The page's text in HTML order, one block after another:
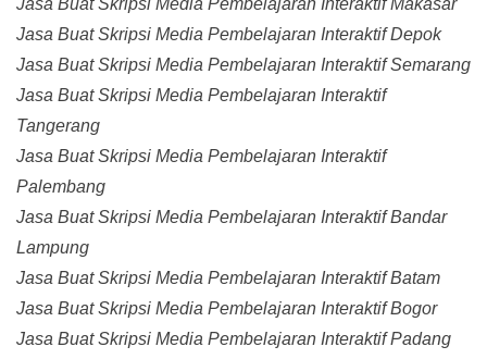
Jasa Buat Skripsi Media Pembelajaran Interaktif Makasar
Jasa Buat Skripsi Media Pembelajaran Interaktif Depok
Jasa Buat Skripsi Media Pembelajaran Interaktif Semarang
Jasa Buat Skripsi Media Pembelajaran Interaktif
Tangerang
Jasa Buat Skripsi Media Pembelajaran Interaktif
Palembang
Jasa Buat Skripsi Media Pembelajaran Interaktif Bandar
Lampung
Jasa Buat Skripsi Media Pembelajaran Interaktif Batam
Jasa Buat Skripsi Media Pembelajaran Interaktif Bogor
Jasa Buat Skripsi Media Pembelajaran Interaktif Padang